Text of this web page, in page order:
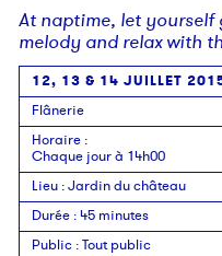
At naptime, let yourself
melody and relax with
12, 13 & 14 JUILLET
Flânerie
Horaire:
Chaque jour à 14h00
Lieu:Jardin du château
Durée:45 minutes
Public:Tout public